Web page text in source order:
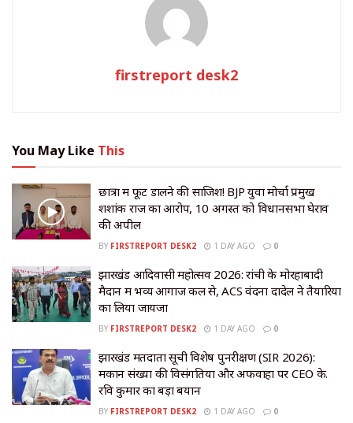
firstreport desk2
You May Like This
छात्रों में फूट डालने की साजिश! BJP युवा मोर्चा प्रमुख
शशांक राज का आरोप, 10 अगस्त को विधानसभा घेराव
की अपील
BY FIRSTREPORT DESK2 1 DAY AGO 0
झारखंड आदिवासी महोत्सव 2026: रांची के मोरहाबादी
मैदान में भव्य आगाज कल से, ACS वंदना दादेल ने तैयारियों
का लिया जायजा
BY FIRSTREPORT DESK2 1 DAY AGO 0
झारखंड मतदाता सूची विशेष पुनरीक्षण (SIR 2026):
मकान संख्या की विसंगतियों और अफवाहों पर CEO के.
रवि कुमार का बड़ा बयान
BY FIRSTREPORT DESK2 1 DAY AGO 0